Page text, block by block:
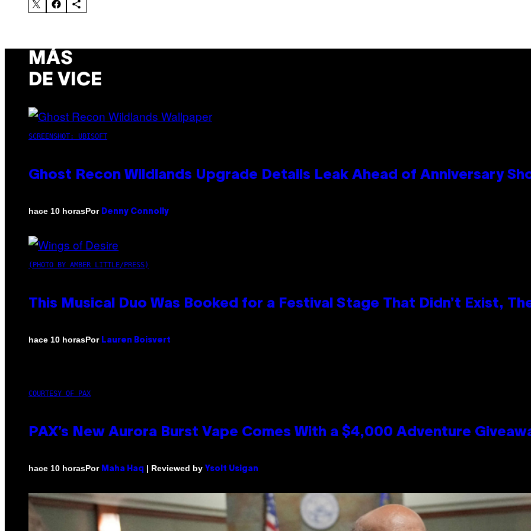
MÁS
DE VICE
SCREENSHOT: UBISOFT
Ghost Recon Wildlands Upgrade Details Leak Ahead of Anniversary
hace 10 horasPor Denny Connolly
(PHOTO BY AMBER LITTLE/PRESS)
This Musical Duo Was Booked for a Festival Stage That Didn’t Exist,
hace 10 horasPor Lauren Boisvert
COURTESY OF PAX
PAX’s New Aurora Burst Vape Comes With a $4,000 Adventure
hace 10 horasPor Maha Haq | Reviewed by Ysolt Usigan